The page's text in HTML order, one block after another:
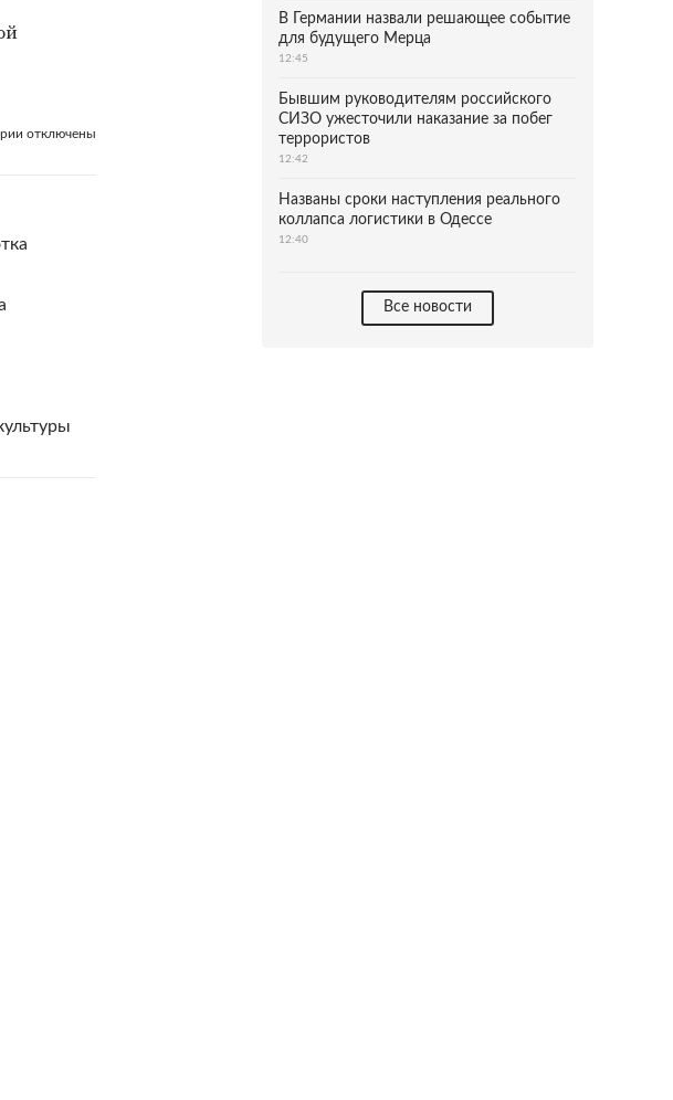
отключены
В Германии назвали решающее событие
для будущего Мерца
12:45
Бывшим руководителям российского
СИЗО ужесточили наказание за побег
террористов
12:42
Названы сроки наступления реального
коллапса логистики в Одессе
12:40
Все новости